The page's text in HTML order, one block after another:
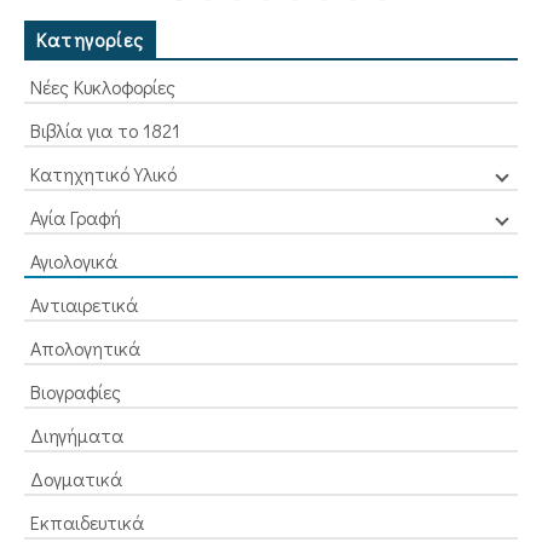
Κατηγορίες
Νέες Κυκλοφορίες
Βιβλία για το 1821
Κατηχητικό Υλικό
Αγία Γραφή
Αγιολογικά
Αντιαιρετικά
Απολογητικά
Βιογραφίες
Διηγήματα
Δογματικά
Εκπαιδευτικά